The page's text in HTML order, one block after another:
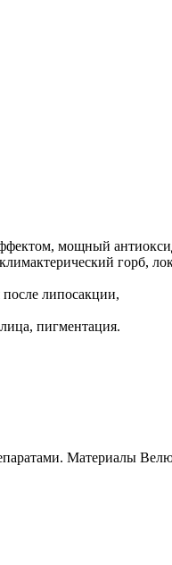
мощный
горб,
липосакции,
пигментация.
Материалы